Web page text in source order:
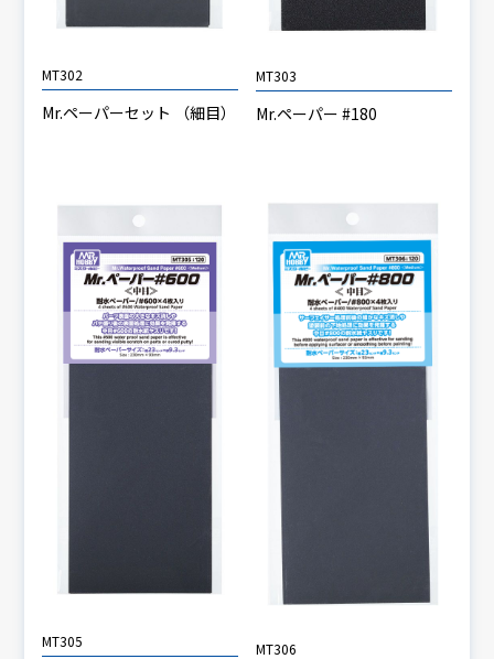
MT302
Mr.ペーパーセット （細目）
MT303
Mr.ペーパー #180
MT305 MT306